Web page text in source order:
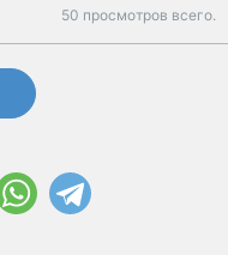
50 просмотров всего.